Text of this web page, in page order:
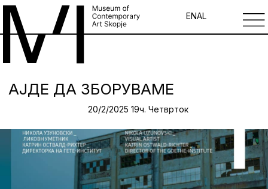
ENAL
АЈДЕ ДА ЗБОРУВАМЕ
20/2/2025 19ч. Четврток